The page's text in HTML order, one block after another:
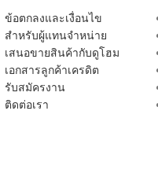
ข้อตกลงและเงื่อนไข
สำหรับผู้แทนจำหน่าย
เสนอขายสินค้ากับดูโฮม
เอกสารลูกค้าเครดิต
รับสมัครงาน
ติดต่อเรา